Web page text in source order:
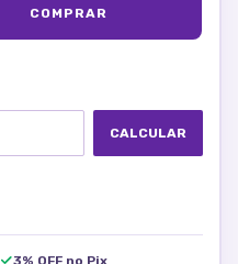
CALCULAR
3% OFF no Pix